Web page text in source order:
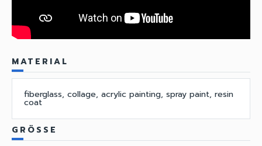
MATERIAL
fiberglass, collage, acrylic painting, spray paint, resin
coat
GRÖSSE